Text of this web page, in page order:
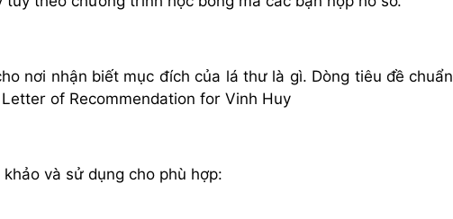
nơi nhận biết mục đích của lá thư là gì. Dòng tiêu đề chuẩn
of Recommendation for Vinh Huy
và sử dụng cho phù hợp: